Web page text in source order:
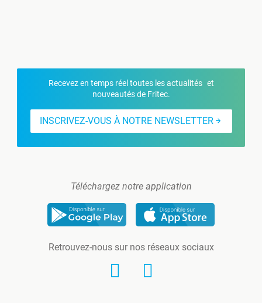
Recevez en temps réel toutes les actualités et
nouveautés de Fritec.
INSCRIVEZ-VOUS À NOTRE NEWSLETTER
Téléchargez notre application
Retrouvez-nous sur nos réseaux sociaux